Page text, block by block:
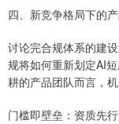
四、新竞争格局下的
讨论完合规体系的建
规将如何重新划定AI
耕的产品团队而言，
门槛即壁垒：资质先